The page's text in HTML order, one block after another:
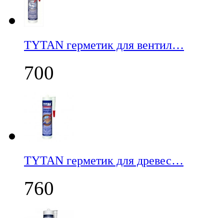
TYTAN герметик для вентил…
700
TYTAN герметик для древес…
760